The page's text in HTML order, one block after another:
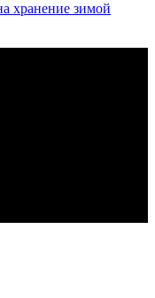
хранение зимой